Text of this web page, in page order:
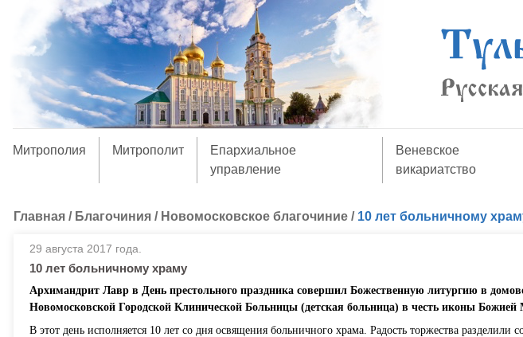
Митрополия Митрополит
Епархиальное
управление
Веневское
викариатство
Главная / Благочиния / Новомосковское благочиние / 10 лет больничному
29 августа 2017 года.
10 лет больничному храму
Архимандрит Лавр в День престольного праздника совершил Божественную литургию в
Новомосковской Городской Клинической Больницы (детская больница) в честь иконы Божией
В этот день исполняется 10 лет со дня освящения больничного храма. Радость торжества